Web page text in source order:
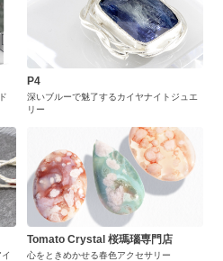
P4
深いブルーで魅了するカイヤナイトジュエ
リー
Tomato Crystal 桜瑪瑙専門店
心をときめかせる春色アクセサリー